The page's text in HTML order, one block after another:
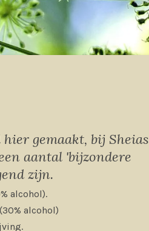
gemaakt, bij Sheias
aantal 'bijzondere
zijn.
alcohol).
alcohol)